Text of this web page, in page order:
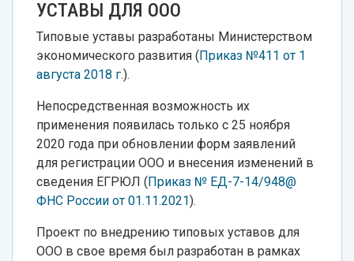
УСТАВЫ ДЛЯ ООО
Типовые уставы разработаны Министерством
экономического развития (Приказ №411 от 1
августа 2018 г.).
Непосредственная возможность их
применения появилась только с 25 ноября
2020 года при обновлении форм заявлений
для регистрации ООО и внесения изменений в
сведения ЕГРЮЛ (Приказ № ЕД-7-14/948@
ФНС России от 01.11.2021).
Проект по внедрению типовых уставов для
ООО в свое время был разработан в рамках